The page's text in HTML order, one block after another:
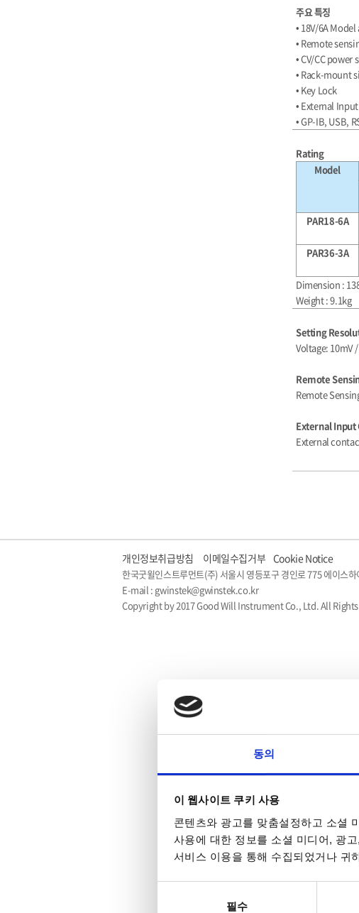
동의
이 웹사이트 쿠키 사용
콘텐츠와 광고를 맞춤설정하고 소셜
사용에 대한 정보를 소셜 미디어, 광
서비스 이용을 통해 수집되었거나 귀
필수
주요 특징
• 18V/6A
• Remote
• CV/CC power
• Rack-mount
• Key Lock
• External
• GP-IB, USB,
Rating
Model
PAR18-6A
PAR36-3A
Dimension :
Weight : 9.1kg
Setting
Voltage: 10mV
Remote
Remote
External Input
External
개인정보취급방침 이메일수집거부 Cookie Notice
한국굿윌인스트루먼트(주) 서울시 영등포구 경인로 775 에이스
E-mail : gwinstek@gwinstek.co.kr
Copyright by 2017 Good Will Instrument Co., Ltd. All Rights